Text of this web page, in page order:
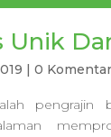
Unik
|0 Komentar